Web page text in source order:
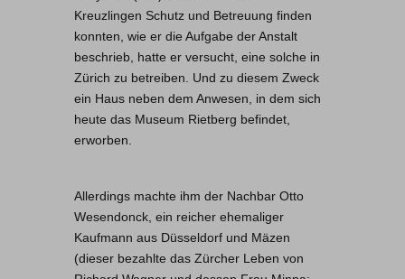
Kreuzlingen Schutz und Betreuung finden
konnten, wie er die Aufgabe der Anstalt
beschrieb, hatte er versucht, eine solche in
Zürich zu betreiben. Und zu diesem Zweck
ein Haus neben dem Anwesen, in dem sich
heute das Museum Rietberg befindet,
erworben.
Allerdings machte ihm der Nachbar Otto
Wesendonck, ein reicher ehemaliger
Kaufmann aus Düsseldorf und Mäzen
(dieser bezahlte das Zürcher Leben von